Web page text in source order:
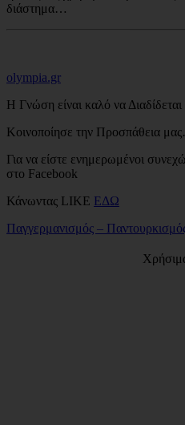
διάστημα…
olympia.gr
Η Γνώση είναι καλό να Διαδίδεται
Κοινοποίησε την Προσπάθεια
Για να είστε ενημερωμένοι
στο Facebook
Κάνωντας LIKE ΕΔΩ
Παγγερμανισμός –